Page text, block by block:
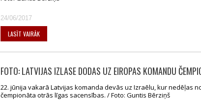
24/06/2017
LASĪT VAIRĀK
FOTO: LATVIJAS IZLASE DODAS UZ EIROPAS KOMANDU
22. jūnija vakarā Latvijas komanda devās uz Izraēlu, kur nedēļas
čempionāta otrās līgas sacensības. / Foto: Guntis Bērziņš